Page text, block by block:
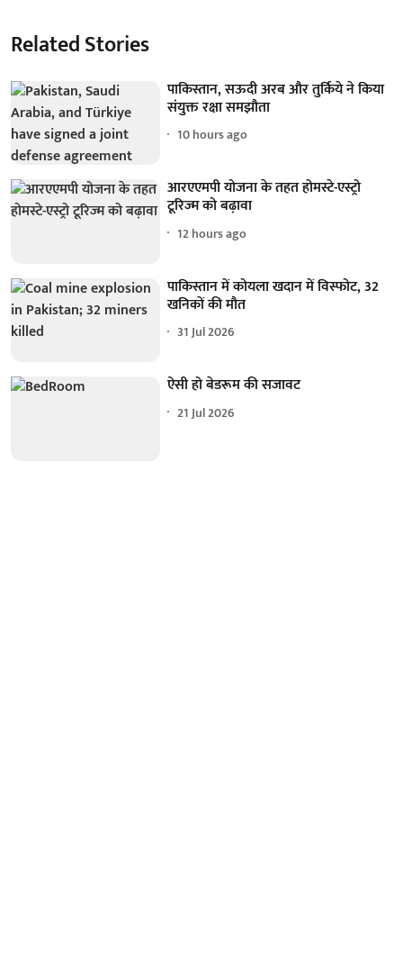
Related Stories
पाकिस्तान, सऊदी अरब और तुर्किये ने किया
संयुक्त रक्षा समझौता
10 hours ago
आरएएमपी योजना के तहत होमस्टे-एस्ट्रो
टूरिज्म को बढ़ावा
12 hours ago
पाकिस्तान में कोयला खदान में विस्फोट, 32
खनिकों की मौत
31 Jul 2026
ऐसी हो बेडरूम की सजावट
21 Jul 2026